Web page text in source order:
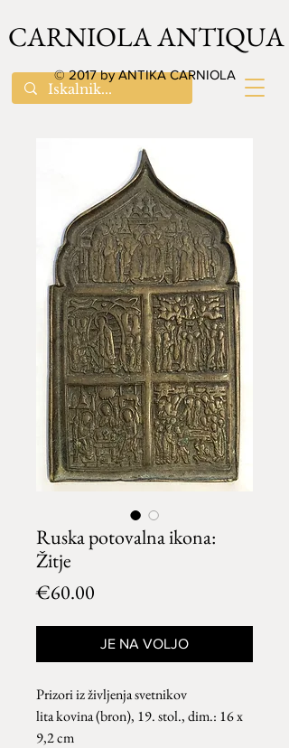
CARNIOLA ANTIQUA
© 2017 by ANTIKA CARNIOLA
Ruska potovalna ikona:
Žitje
€60.00
JE NA VOLJO
Prizori iz življenja svetnikov
lita kovina (bron), 19. stol., dim.: 16 x
9,2 cm